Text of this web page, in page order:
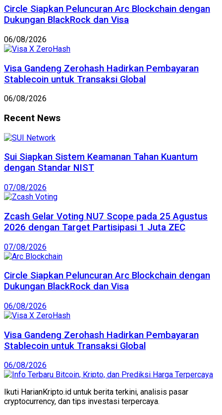
Circle Siapkan Peluncuran Arc Blockchain dengan
Dukungan BlackRock dan Visa
06/08/2026
Visa Gandeng Zerohash Hadirkan Pembayaran
Stablecoin untuk Transaksi Global
06/08/2026
Recent News
Sui Siapkan Sistem Keamanan Tahan Kuantum
dengan Standar NIST
07/08/2026
Zcash Gelar Voting NU7 Scope pada 25 Agustus
2026 dengan Target Partisipasi 1 Juta ZEC
07/08/2026
Circle Siapkan Peluncuran Arc Blockchain dengan
Dukungan BlackRock dan Visa
06/08/2026
Visa Gandeng Zerohash Hadirkan Pembayaran
Stablecoin untuk Transaksi Global
06/08/2026
Ikuti HarianKripto.id untuk berita terkini, analisis pasar
cryptocurrency, dan tips investasi terpercaya.